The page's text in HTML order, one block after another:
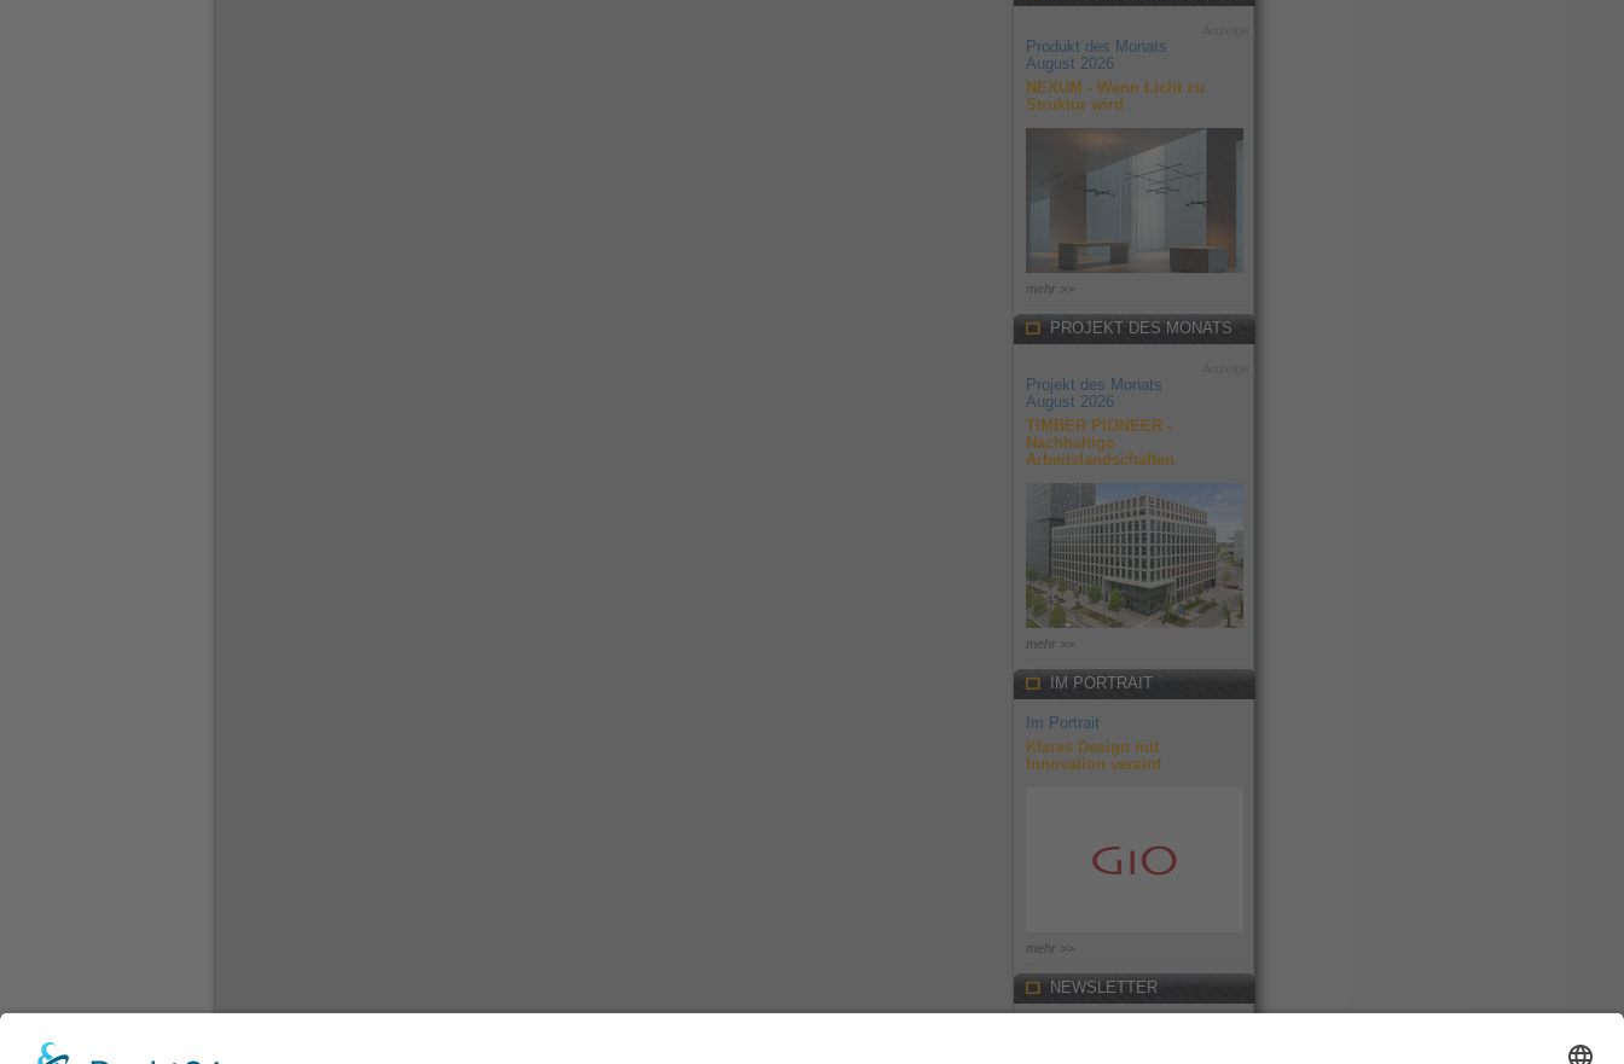
Produkt des Monats
August 2026
NEXUM - Wenn Licht zu
Struktur wird
mehr >>
PROJEKT DES MONATS
Projekt des Monats
August 2026
TIMBER PIONEER -
Nachhaltige
Arbeitslandschaften
mehr >>
IM PORTRAIT
Im Portrait
Klares Design mit
Innovation vereint
mehr >>
NEWSLETTER